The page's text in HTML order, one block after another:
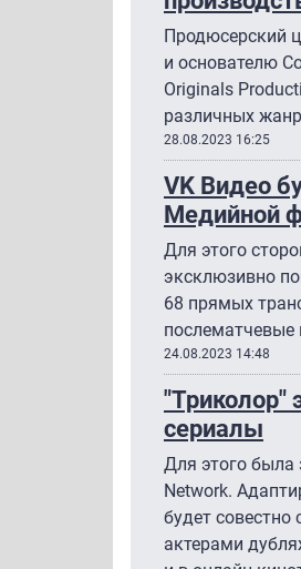
Продюсерский
и основателю
Originals
различных
28.08.2023 16:25
VK Видео
Медийной
Для этого
эксклюзивно
68 прямых
послематчевые
24.08.2023 14:48
"Триколор"
сериалы
Для этого была
Network.
будет
актерами